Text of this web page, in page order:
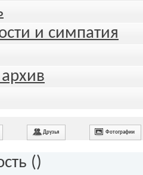
и симпатия
Друзья Фотографии
()